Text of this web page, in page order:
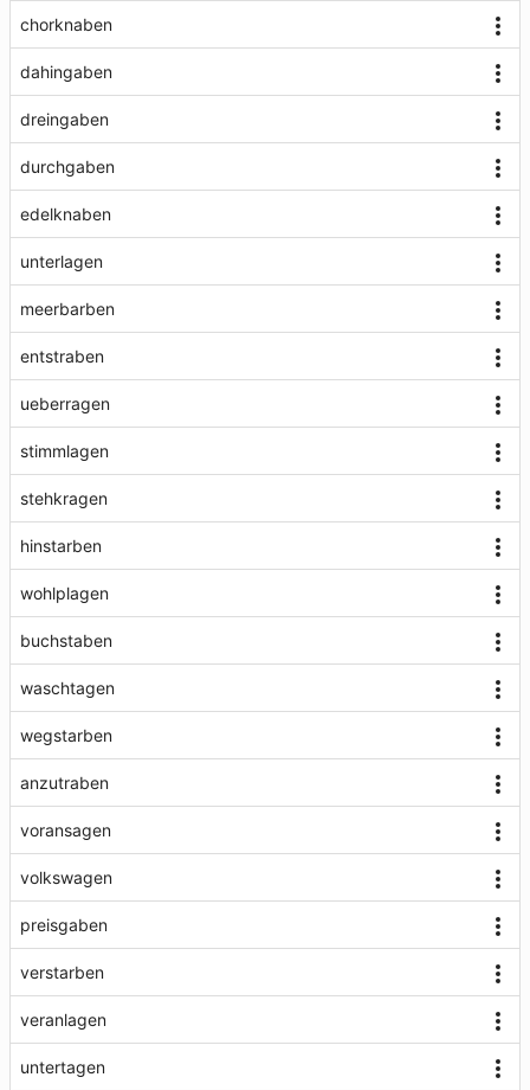
chorknaben
dahingaben
dreingaben
durchgaben
edelknaben
unterlagen
meerbarben
entstraben
ueberragen
stimmlagen
stehkragen
hinstarben
wohlplagen
buchstaben
waschtagen
wegstarben
anzutraben
voransagen
volkswagen
preisgaben
verstarben
veranlagen
untertagen